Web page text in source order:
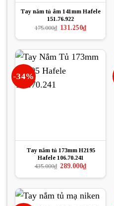
Tay nắm tủ âm 141mm Hafele
151.76.922
175.000₫ Giá
là:
131.250₫Giá
hiện
tại
131.250₫.
-34%
Tay nắm tủ 173mm H2195
Hafele 106.70.241
435.000₫ Giá
là:
289.000₫Giá
hiện
tại
289.000₫.